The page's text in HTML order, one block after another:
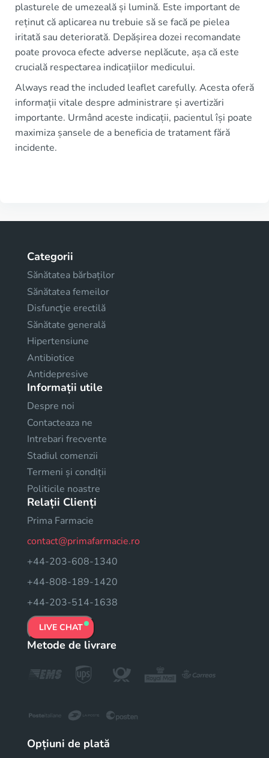
plasturele de umezeală și lumină. Este important de
reținut că aplicarea nu trebuie să se facă pe pielea
iritată sau deteriorată. Depășirea dozei recomandate
poate provoca efecte adverse neplăcute, așa că este
crucială respectarea indicațiilor medicului.
Always read the included leaflet carefully. Acesta oferă
informații vitale despre administrare și avertizări
importante. Urmând aceste indicații, pacientul își poate
maximiza șansele de a beneficia de tratament fără
incidente.
Categorii
Sănătatea bărbaților
Sănătatea femeilor
Disfuncţie erectilă
Sănătate generală
Hipertensiune
Antibiotice
Antidepresive
Informații utile
Despre noi
Contacteaza ne
Intrebari frecvente
Stadiul comenzii
Termeni și condiții
Politicile noastre
Relații Clienți
Prima Farmacie
contact@primafarmacie.ro
+44-203-608-1340
+44-808-189-1420
+44-203-514-1638
LIVE CHAT
Metode de livrare
Opțiuni de plată